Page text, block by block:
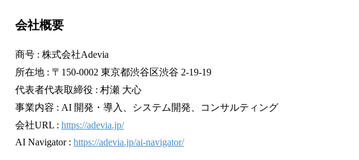
会社概要
商号 : 株式会社Adevia
所在地 : 〒150-0002 東京都渋谷区渋谷 2-19-19
代表者代表取締役 : 村瀬 大心
事業内容 : AI 開発・導入、システム開発、コンサルティング
会社URL : https://adevia.jp/
AI Navigator : https://adevia.jp/ai-navigator/